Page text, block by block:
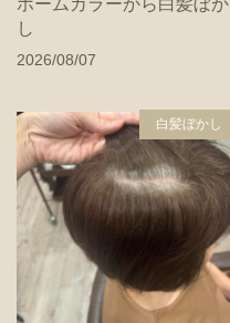
ホームカラーから白髪ぼか
し
2026/08/07
白髪ぼかし